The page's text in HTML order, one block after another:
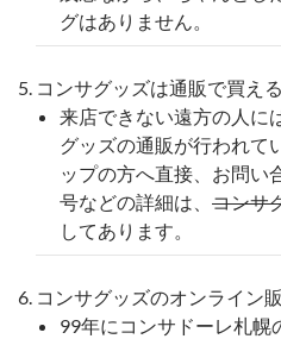
グはありません。
コンサグッズは通販で買え
来店できない遠方の人に
グッズの通販が行われて
ップの方へ直接、お問い
号などの詳細は、 コンサ
してあります。
コンサグッズのオンライン
99年にコンサドーレ札幌